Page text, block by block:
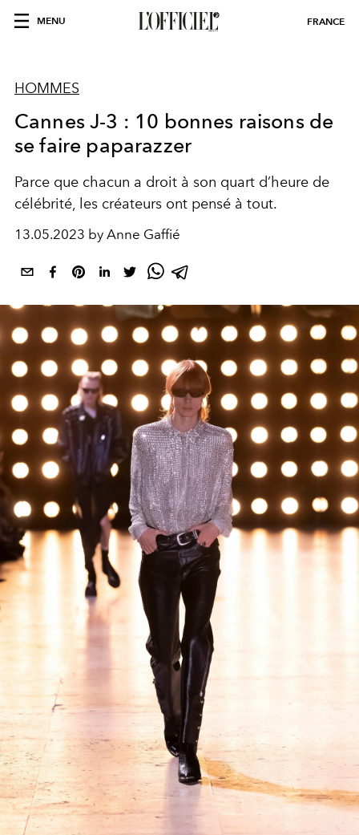
MENU FRANCE
HOMMES
Cannes J-3 : 10 bonnes raisons de
se faire paparazzer
Parce que chacun a droit à son quart d’heure de
célébrité, les créateurs ont pensé à tout.
13.05.2023 by Anne Gaffié